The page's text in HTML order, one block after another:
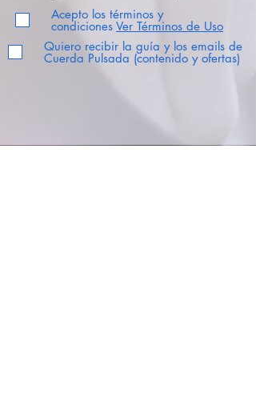
Acepto los términos y
condiciones Ver Términos de Uso
Quiero recibir la guía y los emails de
Cuerda Pulsada (contenido y ofertas)